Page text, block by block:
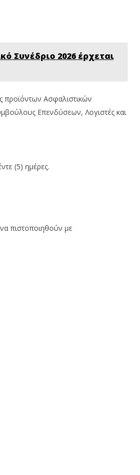
Συνέδριο 2026 έρχεται
προϊόντων Ασφαλιστικών
Επενδύσεων, Λογιστές και
(5) ηµέρες.
πιστοποιηθούν µε